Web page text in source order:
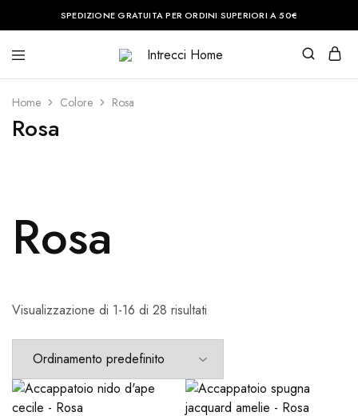
SPEDIZIONE GRATUITA PER ORDINI SUPERIORI A 50€
Intrecci
Home
è
posto
Home Colore Rosa
Rosa
Rosa
Visualizzazione di 1-16 di 28 risultati